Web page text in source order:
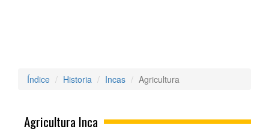
Índice Historia Incas Agricultura
Agricultura Inca